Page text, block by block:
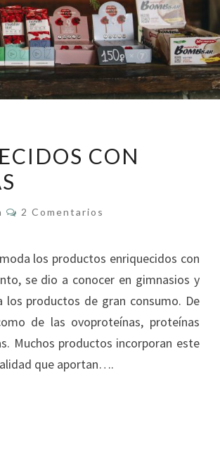
CON
Comentarios
2 Comentarios
los productos enriquecidos con
se dio a conocer en gimnasios y
productos de gran consumo. De
de las ovoproteínas, proteínas
Muchos productos incorporan este
que aportan….